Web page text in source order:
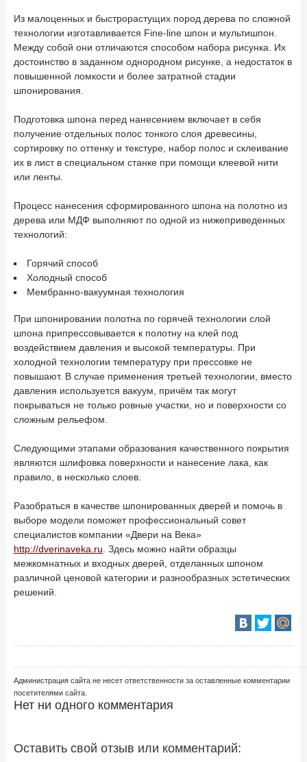
Из малоценных и быстрорастущих пород дерева по сложной
технологии изготавливается Fine-line шпон и мультишпон.
Между собой они отличаются способом набора рисунка. Их
достоинство в заданном однородном рисунке, а недостаток в
повышенной ломкости и более затратной стадии
шпонирования.
Подготовка шпона перед нанесением включает в себя
получение отдельных полос тонкого слоя древесины,
сортировку по оттенку и текстуре, набор полос и склеивание
их в лист в специальном станке при помощи клеевой нити
или ленты.
Процесс нанесения сформированного шпона на полотно из
дерева или МДФ выполняют по одной из нижеприведенных
технологий:
Горячий способ
Холодный способ
Мембранно-вакуумная технология
При шпонировании полотна по горячей технологии слой
шпона припрессовывается к полотну на клей под
воздействием давления и высокой температуры. При
холодной технологии температуру при прессовке не
повышают. В случае применения третьей технологии, вместо
давления используется вакуум, причём так могут
покрываться не только ровные участки, но и поверхности со
сложным рельефом.
Следующими этапами образования качественного покрытия
являются шлифовка поверхности и нанесение лака, как
правило, в несколько слоев.
Разобраться в качестве шпонированных дверей и помочь в
выборе модели поможет профессиональный совет
специалистов компании «Двери на Века»
http://dverinaveka.ru . Здесь можно найти образцы
межкомнатных и входных дверей, отделанных шпоном
различной ценовой категории и разнообразных эстетических
решений.
Администрация сайта не несет ответственности за оставленные комментарии
посетителями сайта.
Нет ни одного комментария
Оставить свой отзыв или комментарий: